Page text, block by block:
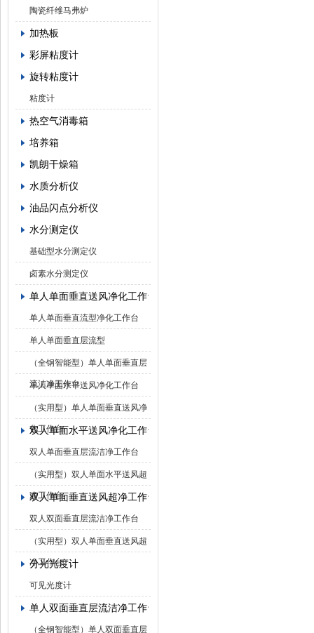
陶瓷纤维马弗炉
加热板
彩屏粘度计
旋转粘度计
粘度计
热空气消毒箱
培养箱
凯朗干燥箱
水质分析仪
油品闪点分析仪
水分测定仪
基础型水分测定仪
卤素水分测定仪
单人单面垂直送风净化工作台
单人单面垂直流型净化工作台
单人单面垂直层流型
（全钢智能型）单人单面垂直层
流洁净工作台
单人单面水平送风净化工作台
（实用型）单人单面垂直送风净
化工作台
双人单面水平送风净化工作台
双人单面垂直层流洁净工作台
（实用型）双人单面水平送风超
净工作台
双人单面垂直送风超净工作台
双人双面垂直层流洁净工作台
（实用型）双人单面垂直送风超
净工作台
分光光度计
可见光度计
单人双面垂直层流洁净工作台
（全钢智能型）单人双面垂直层